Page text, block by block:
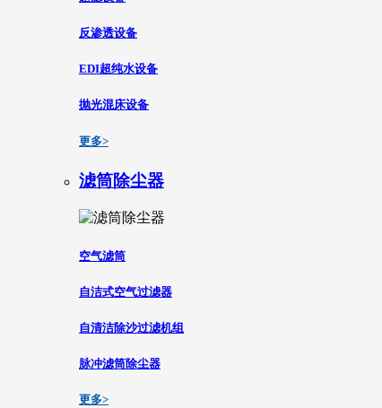
反渗透设备
EDI超纯水设备
抛光混床设备
更多>
滤筒除尘器
空气滤筒
自洁式空气过滤器
自清洁除沙过滤机组
脉冲滤筒除尘器
更多>